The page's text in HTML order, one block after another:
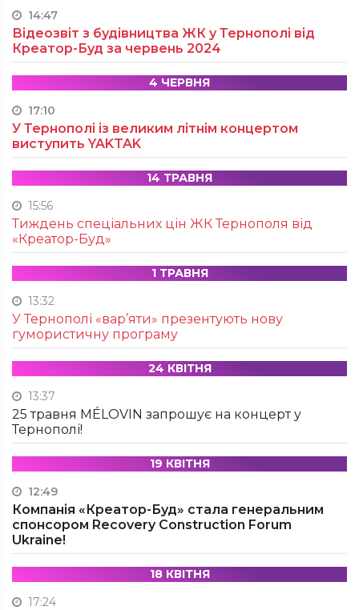
14:47
Відеозвіт з будівництва ЖК у Тернополі від
Креатор-Буд за червень 2024
4 ЧЕРВНЯ
17:10
У Тернополі із великим літнім концертом
виступить YAKTAK
14 ТРАВНЯ
15:56
Тиждень спеціальних цін ЖК Тернополя від
«Креатор-Буд»
1 ТРАВНЯ
13:32
У Тернополі «вар’яти» презентують нову
гумористичну програму
24 КВІТНЯ
13:37
25 травня MÉLOVIN запрошує на концерт у
Тернополі!
19 КВІТНЯ
12:49
Компанія «Креатор-Буд» стала генеральним
спонсором Recovery Construction Forum
Ukraine!
18 КВІТНЯ
17:24